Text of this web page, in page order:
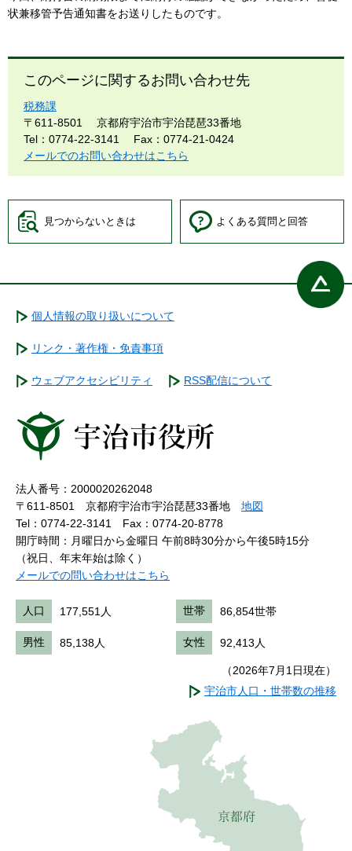
状兼移管予告通知書をお送りしたものです。
このページに関するお問い合わせ先
税務課
〒611-8501
京都府宇治市宇治琵琶33番地
Tel：0774-22-3141
Fax：0774-21-0424
メールでのお問い合わせはこちら
見つからないときは よくある質問と回答
個人情報の取り扱いについて
リンク・著作権・免責事項
ウェブアクセシビリティ RSS配信について
法人番号：2000020262048
〒611-8501 京都府宇治市宇治琵琶33番地 地図
Tel：0774-22-3141
Fax：0774-20-8778
開庁時間：月曜日から金曜日 午前8時30分から午後5時15分
（祝日、年末年始は除く）
メールでの問い合わせはこちら
人口 177,551人 世帯 86,854世帯
男性 85,138人 女性 92,413人
（2026年7月1日現在）
宇治市人口・世帯数の推移